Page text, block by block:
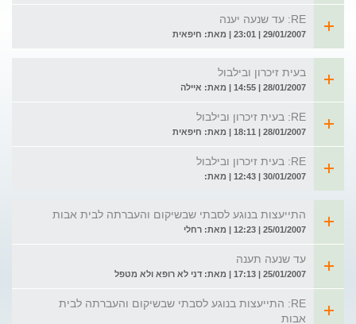
RE: עד שנעה יענה
29/01/2007 | 23:01 | מאת: חיפאית
בעית זיכרון ובילבול
28/01/2007 | 14:55 | מאת: איילה
RE: בעית זיכרון ובילבול
28/01/2007 | 18:11 | מאת: חיפאית
RE: בעית זיכרון ובילבול
30/01/2007 | 12:43 | מאת:
התייעצות בנוגע לסבתי שבשיקום והעברתה לבית אבות
25/01/2007 | 12:23 | מאת: רחלי
עד שנעה תענה
25/01/2007 | 17:13 | מאת: דני לא רופא ולא מטפל
RE: התייעצות בנוגע לסבתי שבשיקום והעברתה לבית
אבות